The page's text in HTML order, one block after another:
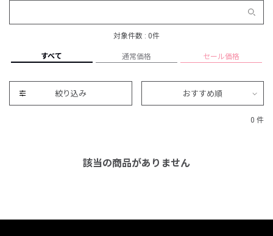
対象件数 : 0件
すべて 通常価格 セール価格
絞り込み おすすめ順
0 件
該当の商品がありません